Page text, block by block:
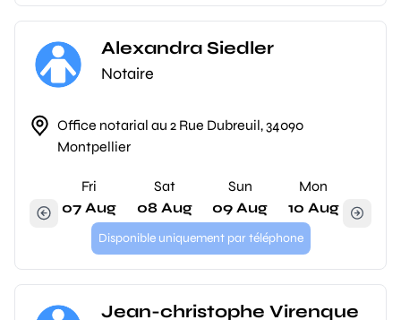
Alexandra Siedler
Notaire
Office notarial au 2 Rue Dubreuil, 34090
Montpellier
Fri
07 Aug
Sat
08 Aug
Sun
09 Aug
Mon
10 Aug
Disponible uniquement par téléphone
Jean-christophe Virenque